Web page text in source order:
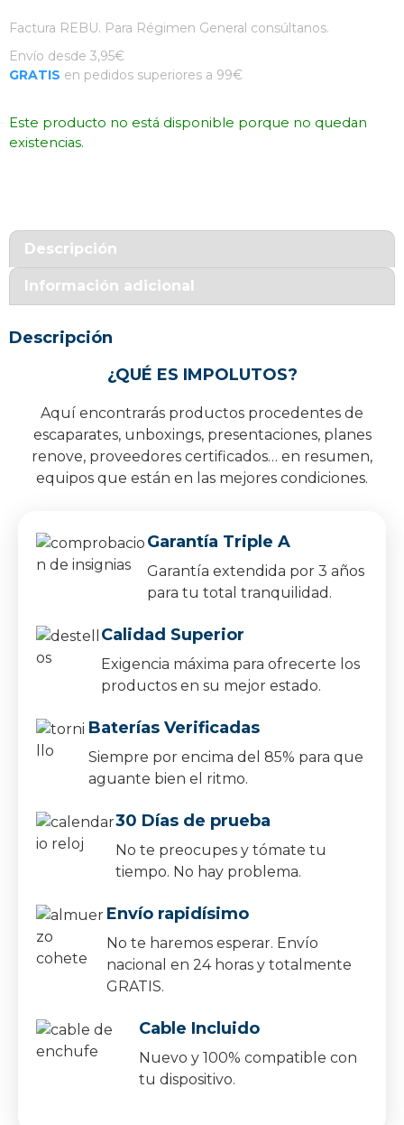
Factura REBU. Para Régimen General consúltanos.
Envío desde 3,95€
GRATIS en pedidos superiores a 99€
Este producto no está disponible porque no quedan
existencias.
Descripción
Información adicional
Descripción
¿QUÉ ES IMPOLUTOS?
Aquí encontrarás productos procedentes de
escaparates, unboxings, presentaciones, planes
renove, proveedores certificados… en resumen,
equipos que están en las mejores condiciones.
Garantía Triple A
Garantía extendida por 3 años
para tu total tranquilidad.
Calidad Superior
Exigencia máxima para ofrecerte los
productos en su mejor estado.
Baterías Verificadas
Siempre por encima del 85% para que
aguante bien el ritmo.
30 Días de prueba
No te preocupes y tómate tu
tiempo. No hay problema.
Envío rapidísimo
No te haremos esperar. Envío
nacional en 24 horas y totalmente
GRATIS.
Cable Incluido
Nuevo y 100% compatible con
tu dispositivo.